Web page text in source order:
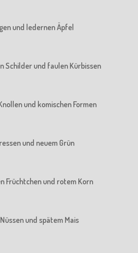
und ledernen Äpfel
Schilder und faulen Kürbissen
und komischen Formen
und neuem Grün
Früchtchen und rotem Korn
und spätem Mais